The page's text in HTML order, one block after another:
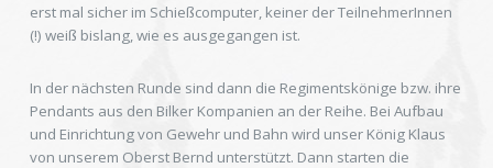
erst mal sicher im Schießcomputer, keiner der TeilnehmerInnen
(!) weiß bislang, wie es ausgegangen ist.
In der nächsten Runde sind dann die Regimentskönige bzw. ihre
Pendants aus den Bilker Kompanien an der Reihe. Bei Aufbau
und Einrichtung von Gewehr und Bahn wird unser König Klaus
von unserem Oberst Bernd unterstützt. Dann starten die